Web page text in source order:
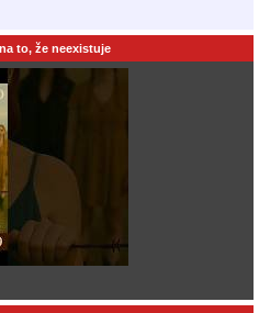
to, že neexistuje